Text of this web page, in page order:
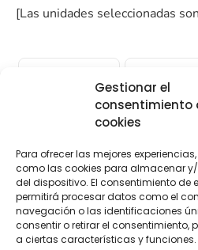
Gestionar el
consentimiento
cookies
Para ofrecer las mejores
como las cookies para almacenar
del dispositivo. El consentimiento de
permitirá procesar datos como el
navegación o las identificaciones
consentir o retirar el
a ciertas características y funciones.
[Las unidades seleccionadas
ENVÍO 24-
Descripción
Valoraciones (0)